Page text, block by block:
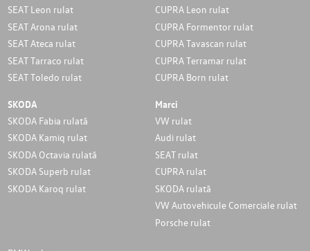
SEAT Leon rulat
SEAT Arona rulat
SEAT Ateca rulat
SEAT Tarraco rulat
SEAT Toledo rulat
CUPRA Leon rulat
CUPRA Formentor rulat
CUPRA Tavascan rulat
CUPRA Terramar rulat
CUPRA Born rulat
SKODA
SKODA Fabia rulată
SKODA Kamiq rulat
SKODA Octavia rulată
SKODA Superb rulat
SKODA Karoq rulat
Marci
VW rulat
Audi rulat
SEAT rulat
CUPRA rulat
SKODA rulată
VW Autovehicule Comerciale rulat
Porsche rulat